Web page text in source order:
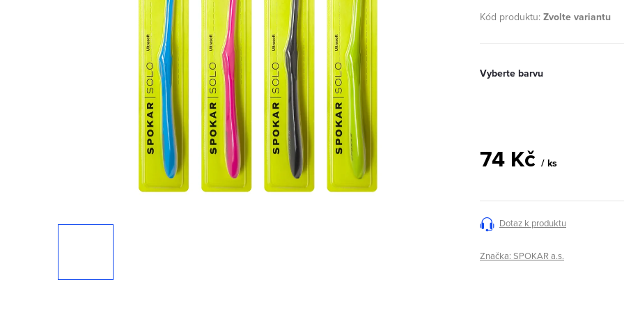
Kód produktu: Zvolte variantu
Vyberte barvu
74 Kč / ks
Dotaz k produktu
Značka: SPOKAR a.s.